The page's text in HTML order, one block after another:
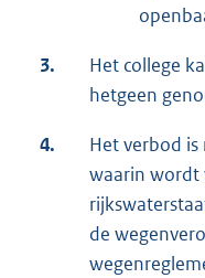
3.
Het college
hetgeen
4.
Het verbod
waarin wordt
de